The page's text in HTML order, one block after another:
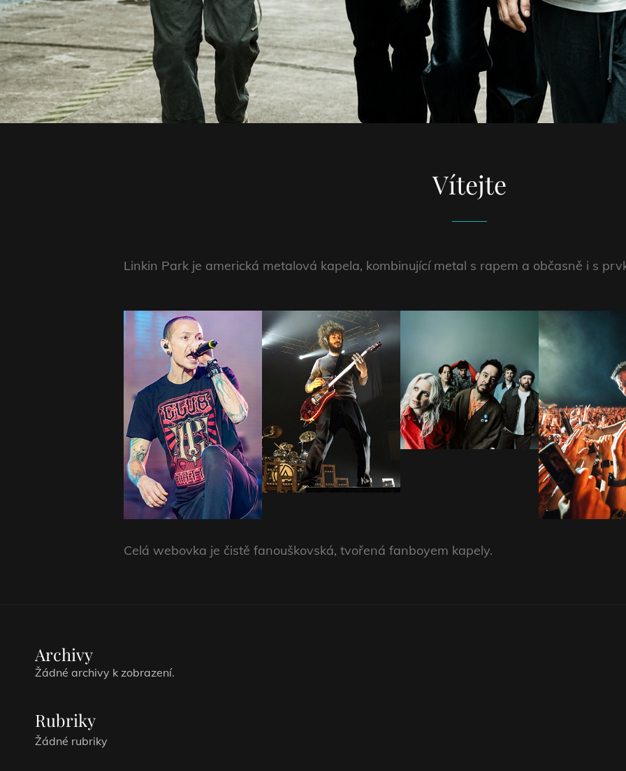
Vítejte
Linkin Park je americká metalová kapela, kombinující metal s rapem a občasně i s
Celá webovka je čistě fanouškovská, tvořená fanboyem kapely.
Archivy
Žádné archivy k zobrazení.
Rubriky
Žádné rubriky